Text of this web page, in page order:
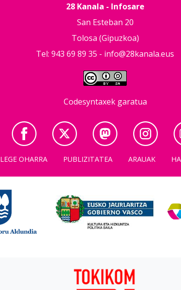
28 Kanala - Infosare
San Esteban 20
Tolosa (Gipuzkoa)
Tel: 943 69 89 35 - info@28kanala.eus
Codesyntaxek garatua
LEGE OHARRA PUBLIZITATEA ARAUAK